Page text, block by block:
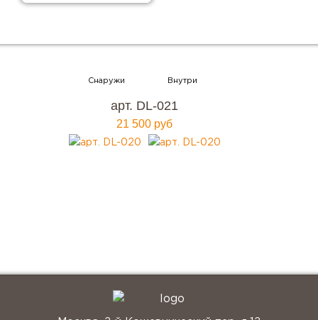
арт. DL-021
21 500 руб
Хотите купить металлическую входную дверь в
с гарантией качества и по привлекательной
цене?